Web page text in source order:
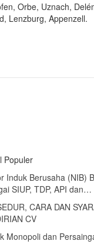
Orbe, Uznach,
Lenzburg, Appenzell.
Populer
Induk Berusaha (NIB)
SIUP, TDP, API dan…
CARA DAN
CV
Monopoli dan